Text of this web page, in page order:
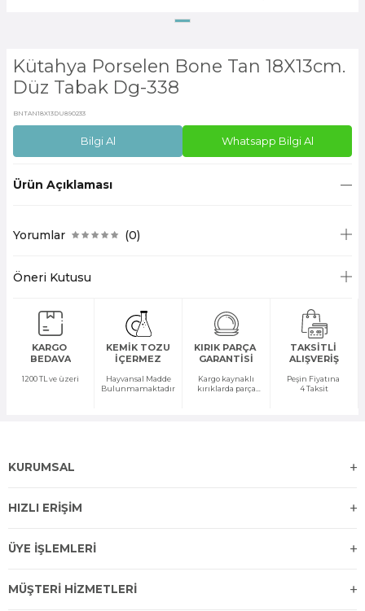
Kütahya Porselen Bone Tan 18X13cm.
Düz Tabak Dg-338
BNTAN18X13DU890233
Bilgi Al Whatsapp Bilgi Al
Ürün Açıklaması
Yorumlar (0)
Öneri Kutusu
KARGO
BEDAVA
1200 TL ve üzeri
KEMİK TOZU
İÇERMEZ
Hayvansal Madde
Bulunmamaktadır
KIRIK PARÇA
GARANTİSİ
Kargo kaynaklı
kırıklarda parça
TAKSİTLİ
ALIŞVERİŞ
Peşin Fiyatına
4 Taksit
KURUMSAL
HIZLI ERİŞİM
ÜYE İŞLEMLERİ
MÜŞTERİ HİZMETLERİ